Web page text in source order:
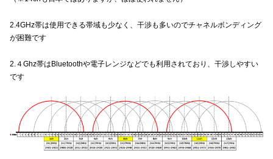
2.4GHz帯は使用できる帯域も少なく、干渉も多いのでチャネルボンディング
が困難です
2.４Ghz帯はBluetoothや電子レンジなどでも利用されており、干渉しやすい
です